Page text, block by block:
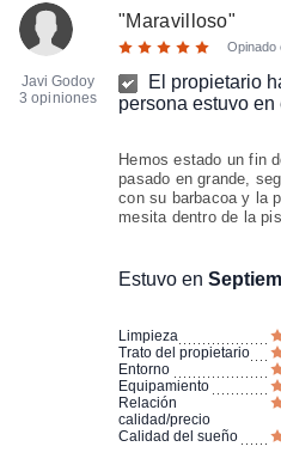
Javi Godoy
3 opiniones
"Maravilloso"
Opinado
El propietario
persona estuvo
Hemos estado un fin
pasado en grande,
con su barbacoa y la
mesita dentro de la
Estuvo en
Limpieza
Trato del propietario
Entorno
Equipamiento
Relación
calidad/precio
Calidad del sueño